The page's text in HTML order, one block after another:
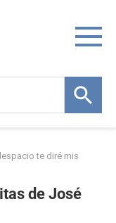
te diré mis
de José